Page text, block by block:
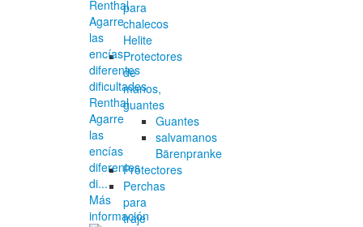
para
chalecos
Helite
Protectores
de
manos,
guantes
Guantes
salvamanos
Bärenpranke
Protectores
Perchas
para
traje
Renthal
Agarre
las
encías
diferentes
di...
Más
información